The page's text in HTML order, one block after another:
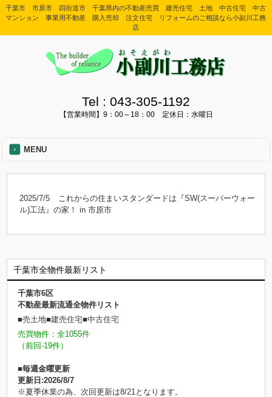
千葉市 市原市 四街道市 千葉県内の不動産売買 建売住宅 土地 中古住宅 中古
マンション 事業用不動産 購入売却 注文住宅 リフォームのご相談なら小副川工務
店
Tel : 043-305-1192
【営業時間】9：00～18：00 定休日：水曜日
MENU
2025/7/5
これからの住まいスタンダードは『SW(スーパーウォー
ル)工法』の家！ in 市原市
千葉市全物件最新リスト
千葉市6区
不動産最新流通全物件リスト
■売土地■建売住宅■中古住宅
売買物件：全1055件
（前回-19件）
■毎週金曜更新
更新日:2026/8/7
※夏季休業の為、次回更新は8/21となります。